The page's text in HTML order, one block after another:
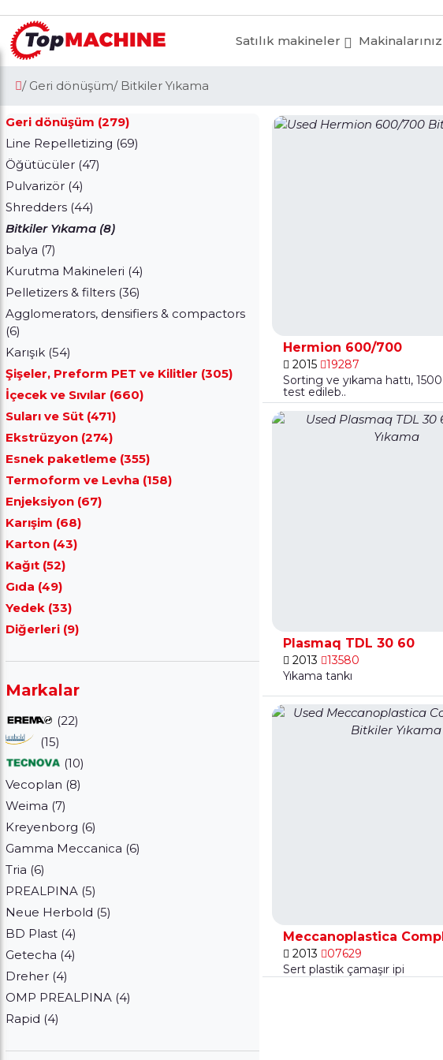
Satılık makineler
/ Geri dönüşüm/ Bitkiler Yıkama
Geri dönüşüm (279)
Line Repelletizing (69)
Öğütücüler (47)
Pulvarizör (4)
Shredders (44)
Bitkiler Yıkama (8)
balya (7)
Kurutma Makineleri (4)
Pelletizers & filters (36)
Agglomerators, densifiers & compactors
(6)
Karışık (54)
Şişeler, Preform PET ve Kilitler (305)
İçecek ve Sıvılar (660)
Suları ve Süt (471)
Ekstrüzyon (274)
Esnek paketleme (355)
Termoform ve Levha (158)
Enjeksiyon (67)
Karışim (68)
Karton (43)
Kağıt (52)
Gıda (49)
Yedek (33)
Diğerleri (9)
Markalar
(22)
(15)
(10)
Vecoplan (8)
Weima (7)
Kreyenborg (6)
Gamma Meccanica (6)
Tria (6)
PREALPINA (5)
Neue Herbold (5)
BD Plast (4)
Getecha (4)
Dreher (4)
OMP PREALPINA (4)
Rapid (4)
Hermion 600/700
2015
19287
Sorting ve yıkama hattı,
test edileb..
Plasmaq TDL 30 60
2013
13580
Yıkama tankı
Meccanoplastica
2013
07629
Sert plastik çamaşır ipi